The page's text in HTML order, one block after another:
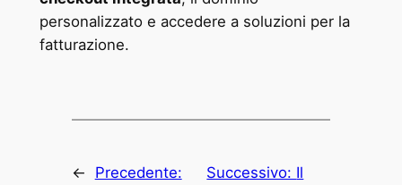
personalizzato e accedere a soluzioni per la
fatturazione.
←
Precedente:
Successivo: Il